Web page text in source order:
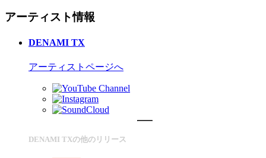
アーティスト情報
DENAMI TX
アーティストページへ
DENAMI TXの他のリリース